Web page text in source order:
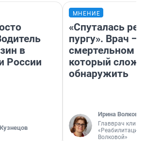
в
России
МНЕНИЕ
«Спуталась
пургу». Врач —
смертельном
который
обнаружить
Ирина Волкова
Главврач
«Реабилитация
Волковой»